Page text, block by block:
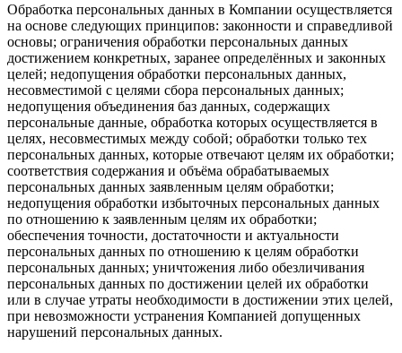
Обработка персональных данных в Компании осуществляется
на основе следующих принципов: законности и справедливой
основы; ограничения обработки персональных данных
достижением конкретных, заранее определённых и законных
целей; недопущения обработки персональных данных,
несовместимой с целями сбора персональных данных;
недопущения объединения баз данных, содержащих
персональные данные, обработка которых осуществляется в
целях, несовместимых между собой; обработки только тех
персональных данных, которые отвечают целям их обработки;
соответствия содержания и объёма обрабатываемых
персональных данных заявленным целям обработки;
недопущения обработки избыточных персональных данных
по отношению к заявленным целям их обработки;
обеспечения точности, достаточности и актуальности
персональных данных по отношению к целям обработки
персональных данных; уничтожения либо обезличивания
персональных данных по достижении целей их обработки
или в случае утраты необходимости в достижении этих целей,
при невозможности устранения Компанией допущенных
нарушений персональных данных.